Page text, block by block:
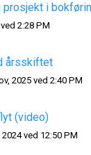
prosjekt i
2:28 PM
årsskiftet
2025 ved 2:40 PM
(video)
ved 12:50 PM